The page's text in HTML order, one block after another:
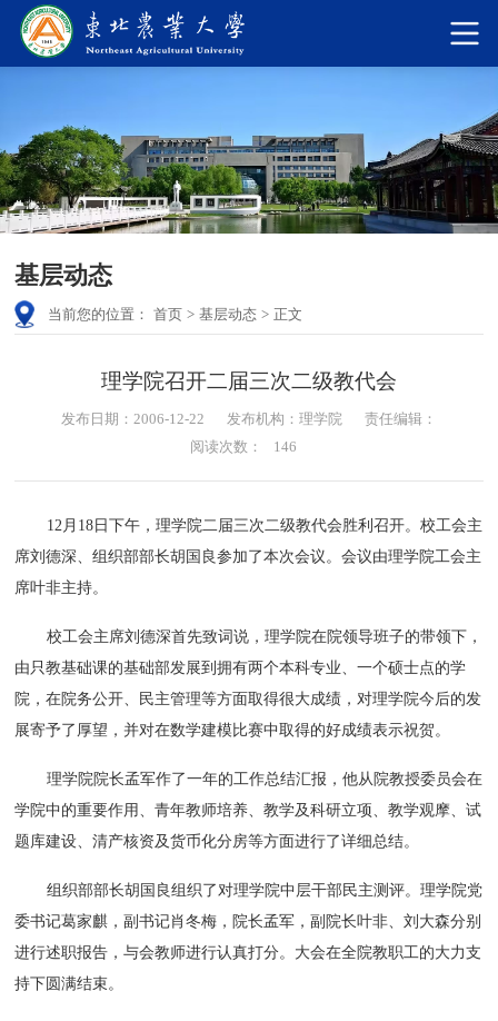
基层动态
当前您的位置： 首页 > 基层动态 > 正文
理学院召开二届三次二级教代会
发布日期：2006-12-22 发布机构：理学院
责任编辑：
阅读次数：
146
12月18日下午，理学院二届三次二级教代会胜利召开。校工会主
席刘德深、组织部部长胡国良参加了本次会议。会议由理学院工会主
席叶非主持。
校工会主席刘德深首先致词说，理学院在院领导班子的带领下，
由只教基础课的基础部发展到拥有两个本科专业、一个硕士点的学
院，在院务公开、民主管理等方面取得很大成绩，对理学院今后的发
展寄予了厚望，并对在数学建模比赛中取得的好成绩表示祝贺。
理学院院长孟军作了一年的工作总结汇报，他从院教授委员会在
学院中的重要作用、青年教师培养、教学及科研立项、教学观摩、试
题库建设、清产核资及货币化分房等方面进行了详细总结。
组织部部长胡国良组织了对理学院中层干部民主测评。理学院党
委书记葛家麒，副书记肖冬梅，院长孟军，副院长叶非、刘大森分别
进行述职报告，与会教师进行认真打分。大会在全院教职工的大力支
持下圆满结束。